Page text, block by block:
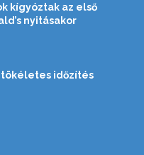
kígyóztak az első
nyitásakor
időzítés